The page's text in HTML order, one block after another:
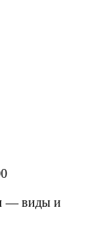
— виды и